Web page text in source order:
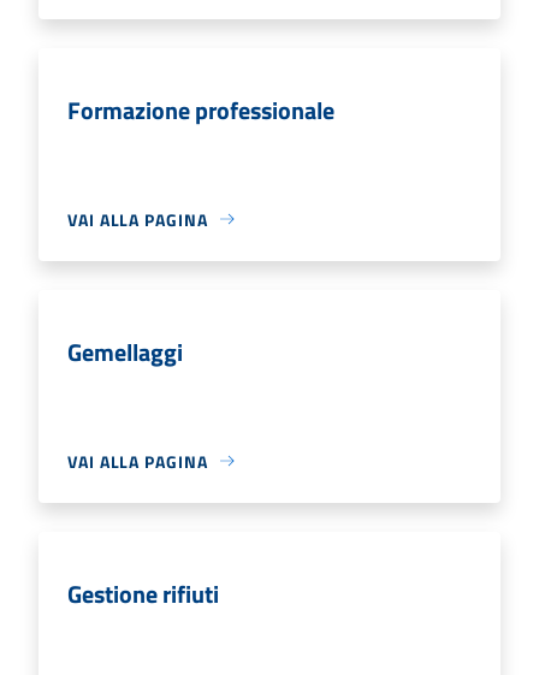
Formazione professionale
VAI ALLA PAGINA
Gemellaggi
VAI ALLA PAGINA
Gestione rifiuti